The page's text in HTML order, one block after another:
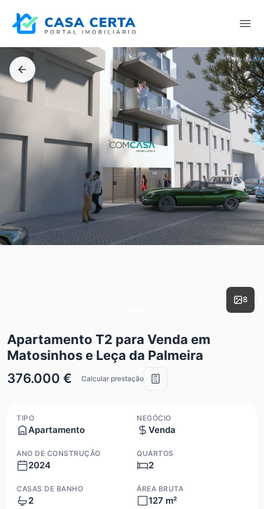
8
Apartamento T2 para Venda em
Matosinhos e Leça da Palmeira
376.000 €
Calcular prestação
TIPO
Apartamento
NEGÓCIO
Venda
ANO DE CONSTRUÇÃO
2024
QUARTOS
2
CASAS DE BANHO
2
ÁREA BRUTA
127 m²